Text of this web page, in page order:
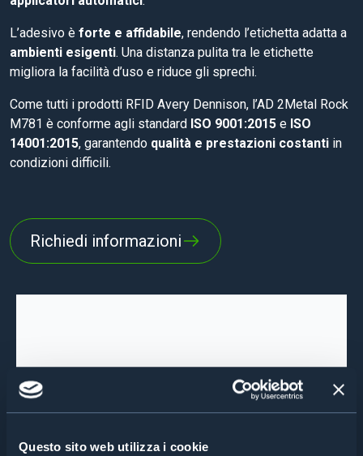
Questo sito web utilizza i cookie
L’adesivo è forte e affidabile, rendendo l’etichetta adatta a
ambienti esigenti. Una distanza pulita tra le etichette
migliora la facilità d’uso e riduce gli sprechi.
Come tutti i prodotti RFID Avery Dennison, l’AD 2Metal Rock
M781 è conforme agli standard ISO 9001:2015 e ISO
14001:2015, garantendo qualità e prestazioni costanti in
condizioni difficili.
Richiedi informazioni